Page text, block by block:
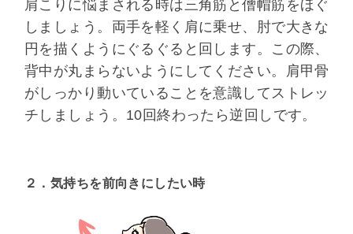
肩こりに悩まされる時は三角筋と僧帽筋をほぐ
しましょう。両手を軽く肩に乗せ、肘で大きな
円を描くようにぐるぐると回します。この際、
背中が丸まらないようにしてください。肩甲骨
がしっかり動いていることを意識してストレッ
チしましょう。10回終わったら逆回しです。
２．気持ちを前向きにしたい時